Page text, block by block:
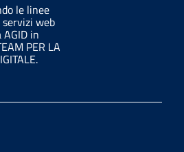
le linee
web
in
PER LA